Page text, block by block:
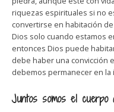
riquezas espirituales si no
convertirse en habitación
Dios solo cuando estamos
entonces Dios puede
debe haber una convicción
debemos permanecer en la
Juntos somos el cuerpo